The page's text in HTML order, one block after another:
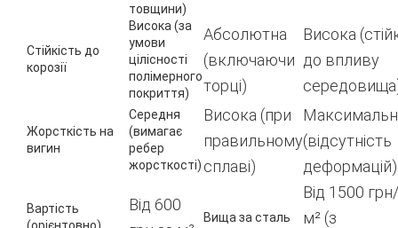
товщини)
Стійкість до
корозії
Висока (за
умови
цілісності
полімерного
покриття)
Абсолютна
(включаючи
торці)
Висока
до впливу
Жорсткість на
вигин
Середня
(вимагає
ребер
жорсткості)
Висока (при
правильному
сплаві)
(відсутність
деформацій)
Вартість
Від 600
Вища за сталь
Від 1500 грн/
м² (з